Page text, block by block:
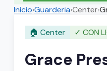
Inicio›Guarderia›Center›
🏠 Center ✓ CON
Grace